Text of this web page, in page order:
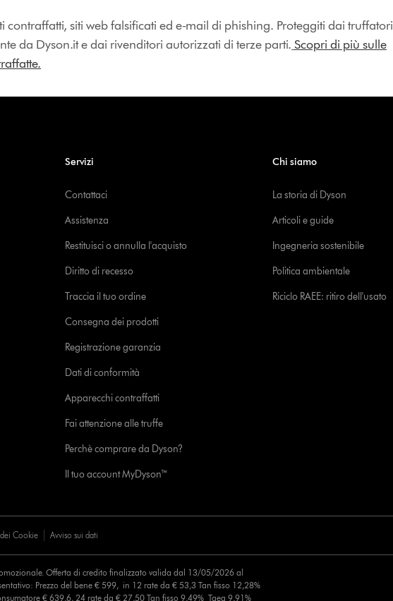
contraffatti, siti web falsificati ed e-mail di phishing. Proteggiti dai truffatori
da Dyson.it e dai rivenditori autorizzati di terze parti. Scopri di più sulle
Servizi
Contattaci
Assistenza
Restituisci o annulla l'acquisto
Diritto di recesso
Traccia il tuo ordine
Consegna dei prodotti
Registrazione garanzia
Dati di conformità
Apparecchi contraffatti
Fai attenzione alle truffe
Perchè comprare da Dyson?
Il tuo account MyDyson™
Chi siamo
La storia di Dyson
Articoli e guide
Ingegneria sostenibile
Politica ambientale
Riciclo RAEE: ritiro dell'usato
Cookie Avviso sui dati
Offerta di credito finalizzato valida dal 13/05/2026 al
Prezzo del bene € 599, in 12 rate da € 53,3 Tan fisso 12,28%
€ 639,6, 24 rate da € 27,50 Tan fisso 9,49% Taeg 9,91%